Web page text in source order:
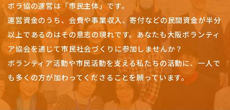
ボラ協の運営は「市民主体」です。
運営資金のうち、会費や事業収入、寄付などの民間資金が半分
以上であるのはその意志の現れです。 あなたも大阪ボランティ
ア協会を通じて市民社会づくりに参加しませんか？
ボランティア活動や市民活動を支える私たちの活動に、一人で
も多くの方が加わってくださることを願っています。